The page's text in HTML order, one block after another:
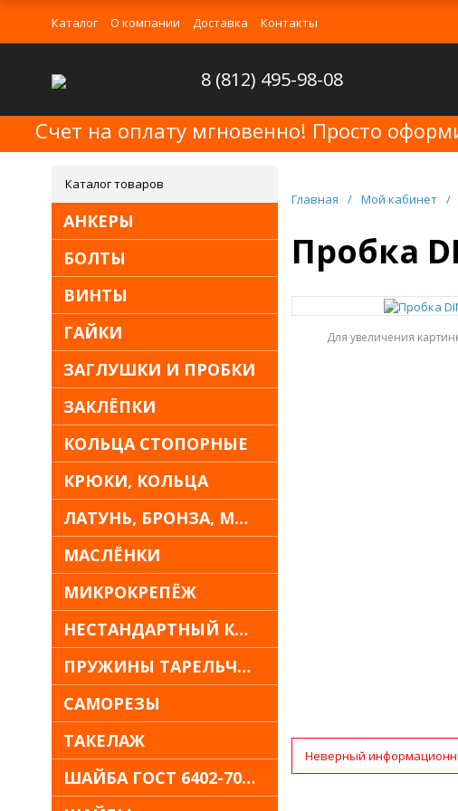
Каталог О компании Доставка Контакты
8 (812) 495-98-08
Счет на оплату мгновенно! Просто
Каталог товаров
АНКЕРЫ
БОЛТЫ
ВИНТЫ
ГАЙКИ
ЗАГЛУШКИ И ПРОБКИ
ЗАКЛЁПКИ
КОЛЬЦА СТОПОРНЫЕ
КРЮКИ, КОЛЬЦА
ЛАТУНЬ, БРОНЗА, МЕДЬ
МАСЛЁНКИ
МИКРОКРЕПЁЖ
НЕСТАНДАРТНЫЙ КРЕПЁЖ
ПРУЖИНЫ ТАРЕЛЬЧАТЫЕ
САМОРЕЗЫ
ТАКЕЛАЖ
ШАЙБА ГОСТ 6402-70 30Х13
Главная / Мой кабинет /
Пробка
Для увеличения
Неверный